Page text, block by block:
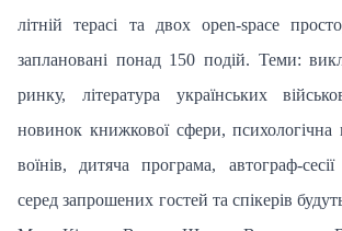
літній терасі та двох open-space
заплановані понад 150 подій. Теми:
ринку, література українських
новинок книжкової сфери,
воїнів, дитяча програма, автограф-
серед запрошених гостей та спікерів